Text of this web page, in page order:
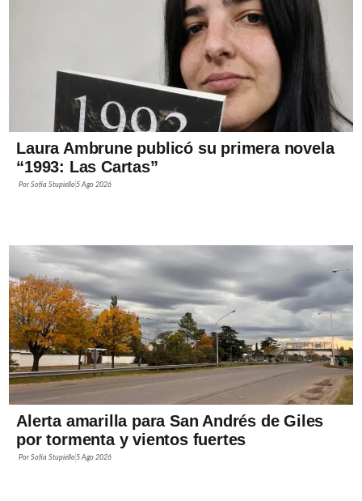
Laura Ambrune publicó su primera novela
“1993: Las Cartas”
PorSofía Stupiello5 Ago 2026
Alerta amarilla para San Andrés de Giles
por tormenta y vientos fuertes
PorSofía Stupiello5 Ago 2026